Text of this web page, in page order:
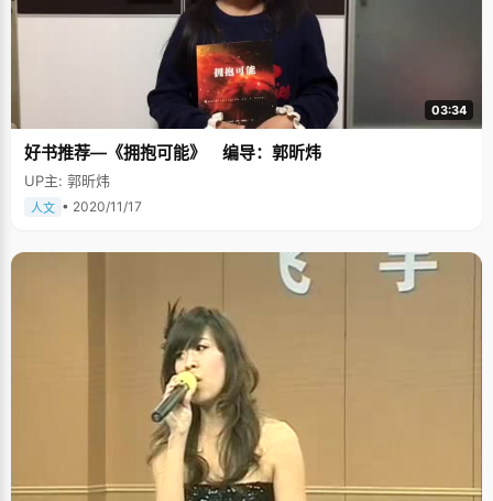
03:34
好书推荐—《拥抱可能》 编导：郭昕炜
UP主: 郭昕炜
人文 • 2020/11/17